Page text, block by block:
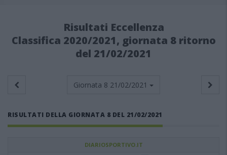
Risultati Eccellenza
Classifica 2020/2021, giornata 8 ritorno
del 21/02/2021
Giornata 8 21/02/2021
RISULTATI DELLA GIORNATA 8 DEL 21/02/2021
DIARIOSPORTIVO.IT